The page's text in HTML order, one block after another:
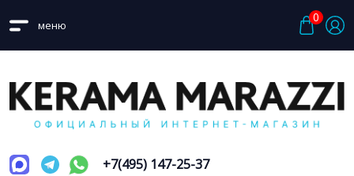
меню
0
+7(495) 147-25-37